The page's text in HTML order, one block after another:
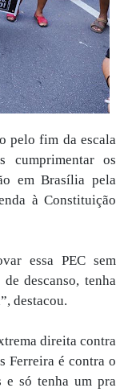
pelo fim da escala
cumprimentar os
em Brasília pela
à Constituição
essa PEC sem
descanso, tenha
destacou.
direita contra
Ferreira é contra o
e só tenha um pra